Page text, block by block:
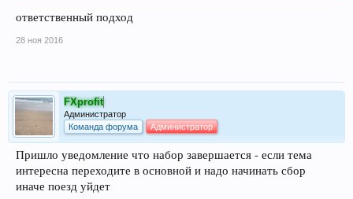
ответственный подход
28 ноя 2016
FXprofit
Администратор
Команда форума
Администратор
Пришло уведомление что набор завершается - если тема
интересна переходите в основной и надо начинать сбор
иначе поезд уйдет